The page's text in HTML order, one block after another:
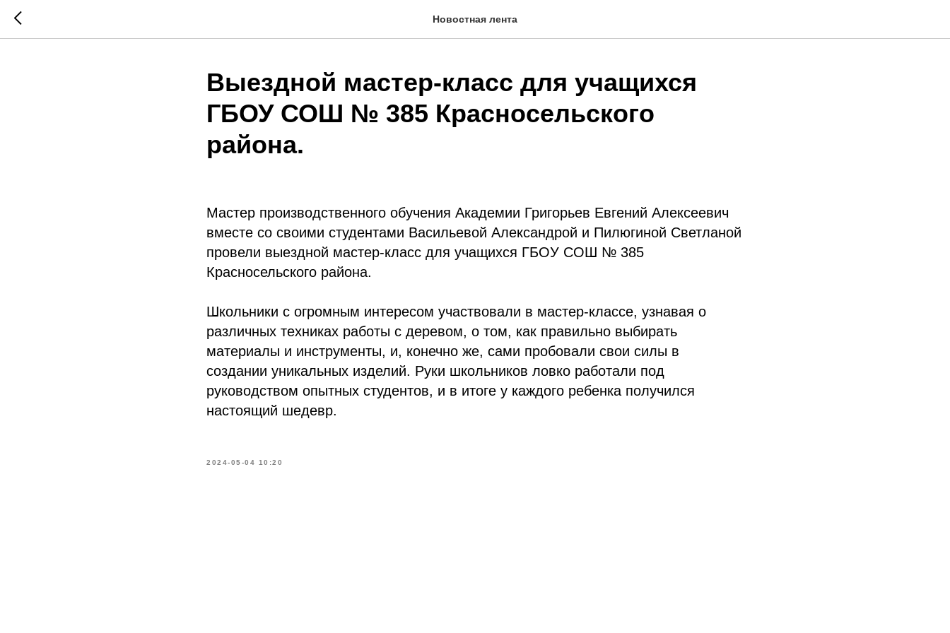
Новостная лента
Выездной мастер-класс для учащихся
ГБОУ СОШ № 385 Красносельского
района.
Мастер производственного обучения Академии Григорьев Евгений Алексеевич
вместе со своими студентами Васильевой Александрой и Пилюгиной Светланой
провели выездной мастер-класс для учащихся ГБОУ СОШ № 385
Красносельского района.
Школьники с огромным интересом участвовали в мастер-классе, узнавая о
различных техниках работы с деревом, о том, как правильно выбирать
материалы и инструменты, и, конечно же, сами пробовали свои силы в
создании уникальных изделий. Руки школьников ловко работали под
руководством опытных студентов, и в итоге у каждого ребенка получился
настоящий шедевр.
2024-05-04 10:20